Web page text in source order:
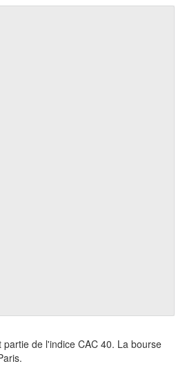
de l'indice CAC 40. La bourse